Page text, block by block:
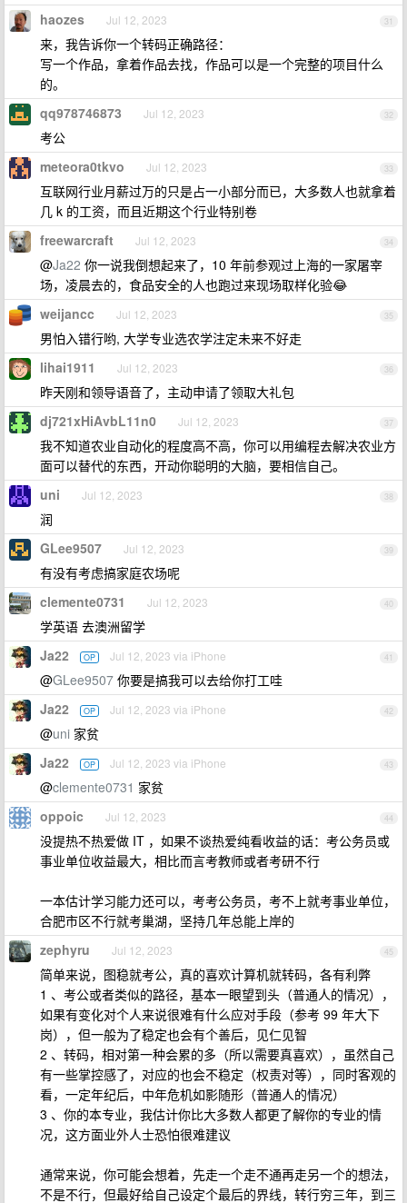
31
haozes Jul 12, 2023
来，我告诉你一个转码正确路径：
写一个作品，拿着作品去找，作品可以是一个完整的项目什么
的。
32
qq978746873 Jul 12, 2023
考公
33
meteora0tkvo Jul 12, 2023
互联网行业月薪过万的只是占一小部分而已，大多数人也就拿着
几 k 的工资，而且近期这个行业特别卷
34
freewarcraft Jul 12, 2023
@Ja22 你一说我倒想起来了，10 年前参观过上海的一家屠宰
场，凌晨去的，食品安全的人也跑过来现场取样化验😂
35
weijancc Jul 12, 2023
男怕入错行哟, 大学专业选农学注定未来不好走
36
lihai1911 Jul 12, 2023
昨天刚和领导语音了，主动申请了领取大礼包
37
dj721xHiAvbL11n0 Jul 12, 2023
我不知道农业自动化的程度高不高，你可以用编程去解决农业方
面可以替代的东西，开动你聪明的大脑，要相信自己。
38
uni Jul 12, 2023
润
39
GLee9507 Jul 12, 2023
有没有考虑搞家庭农场呢
40
clemente0731 Jul 12, 2023
学英语 去澳洲留学
41
Ja22 OP Jul 12, 2023 via iPhone
@GLee9507 你要是搞我可以去给你打工哇
42
Ja22 OP Jul 12, 2023 via iPhone
@uni 家贫
43
Ja22 OP Jul 12, 2023 via iPhone
@clemente0731 家贫
44
oppoic Jul 12, 2023
没提热不热爱做 IT ，如果不谈热爱纯看收益的话：考公务员或
事业单位收益最大，相比而言考教师或者考研不行
一本估计学习能力还可以，考考公务员，考不上就考事业单位，
合肥市区不行就考巢湖，坚持几年总能上岸的
45
zephyru Jul 12, 2023
简单来说，图稳就考公，真的喜欢计算机就转码，各有利弊
1 、考公或者类似的路径，基本一眼望到头（普通人的情况），
如果有变化对个人来说很难有什么应对手段（参考 99 年大下
岗），但一般为了稳定也会有个善后，见仁见智
2 、转码，相对第一种会累的多（所以需要真喜欢），虽然自己
有一些掌控感了，对应的也会不稳定（权责对等），同时客观的
看，一定年纪后，中年危机如影随形（普通人的情况）
3 、你的本专业，我估计你比大多数人都更了解你的专业的情
况，这方面业外人士恐怕很难建议
通常来说，你可能会想着，先走一个走不通再走另一个的想法，
不是不行，但最好给自己设定个最后的界线，转行穷三年，到三